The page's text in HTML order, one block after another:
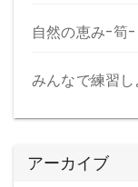
自然の恵み-筍-
みんなで練習し
アーカイブ